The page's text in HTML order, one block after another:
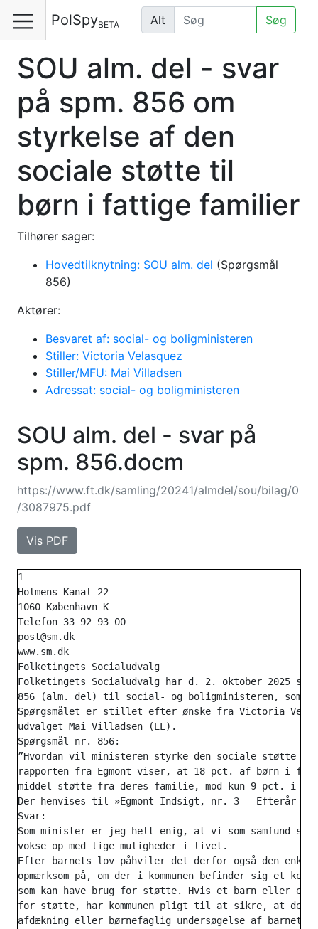
PolSpyBETA Alt Søg
SOU alm. del - svar
på spm. 856 om
styrkelse af den
sociale støtte til
børn i fattige familier
Tilhører sager:
Hovedtilknytning: SOU alm. del (Spørgsmål
856)
Aktører:
Besvaret af: social- og boligministeren
Stiller: Victoria Velasquez
Stiller/MFU: Mai Villadsen
Adressat: social- og boligministeren
SOU alm. del - svar på
spm. 856.docm
https://www.ft.dk/samling/20241/almdel/sou/bilag/0
/3087975.pdf
Vis PDF
1
Holmens Kanal 22
1060 København K
Telefon 33 92 93 00
post@sm.dk
www.sm.dk
Folketingets Socialudvalg
Folketingets Socialudvalg har d. 2. oktober 2025
856 (alm. del) til social- og boligministeren, som
Spørgsmålet er stillet efter ønske fra Victoria
udvalget Mai Villadsen (EL).
Spørgsmål nr. 856:
”Hvordan vil ministeren styrke den sociale
rapporten fra Egmont viser, at 18 pct. af børn i
middel støtte fra deres familie, mod kun 9 pct. i de
Der henvises til »Egmont Indsigt, nr. 3 – Efterår
Svar:
Som minister er jeg helt enig, at vi som samfund
vokse op med lige muligheder i livet.
Efter barnets lov påhviler det derfor også den
opmærksom på, om der i kommunen befinder sig et
som kan have brug for støtte. Hvis et barn eller en
for støtte, har kommunen pligt til at sikre, at der
afdækning eller børnefaglig undersøgelse af barnets